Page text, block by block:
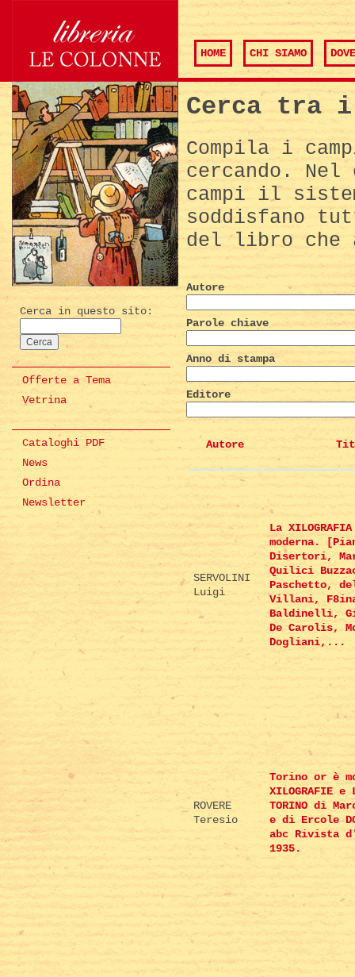
HOME CHI SIAMO
Cerca in questo sito:
Offerte a Tema
Vetrina
Cataloghi PDF
News
Ordina
Newsletter
Cerca tra
Compila i
cercando.
campi il
soddisfano
del libro che
Autore
Parole chiave
Anno di stampa
Editore
Autore
SERVOLINI
Luigi
La
moderna.
Disertori,
Quilici
Paschetto,
Villani,
Baldinelli,
De Carolis,
Dogliani,...
ROVERE
Teresio
Torino or è
XILOGRAFIE e
TORINO di
e di Ercole
abc Rivista
1935.